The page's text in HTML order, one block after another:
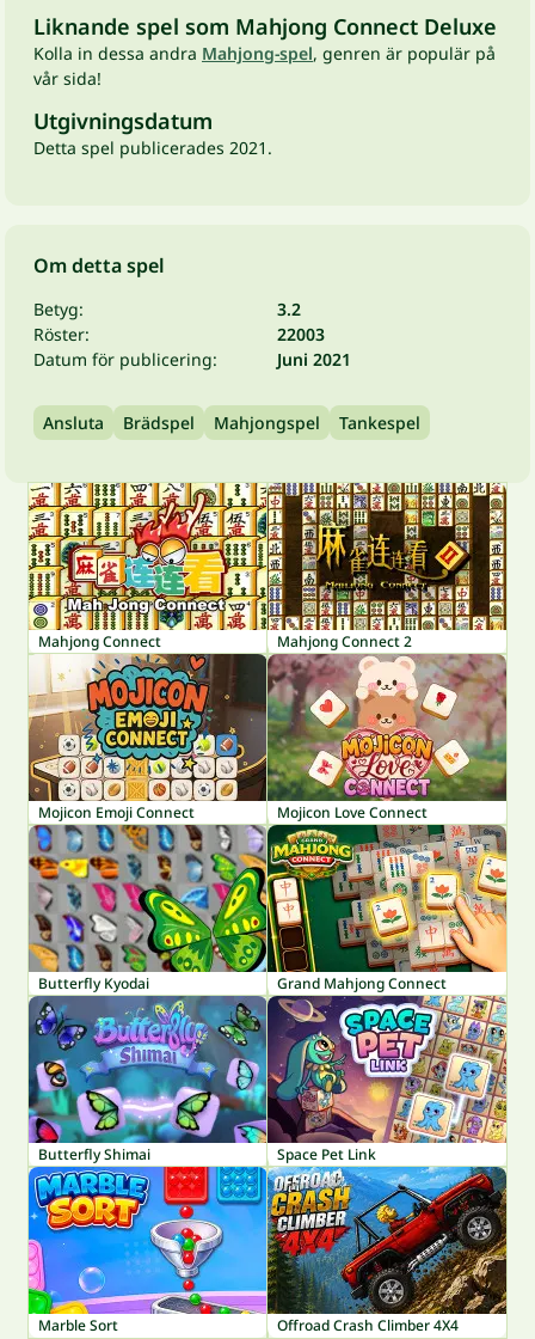
Liknande spel som Mahjong Connect Deluxe
Kolla in dessa andra Mahjong-spel, genren är populär på
vår sida!
Utgivningsdatum
Detta spel publicerades 2021.
Om detta spel
Betyg:
3.2
Röster:
22003
Datum för publicering:
Juni 2021
Ansluta Brädspel Mahjongspel Tankespel
Mahjong Connect Mahjong Connect 2
Mojicon Emoji Connect Mojicon Love Connect
Butterfly Kyodai Grand Mahjong Connect
Butterfly Shimai Space Pet Link
Marble Sort Offroad Crash Climber 4X4